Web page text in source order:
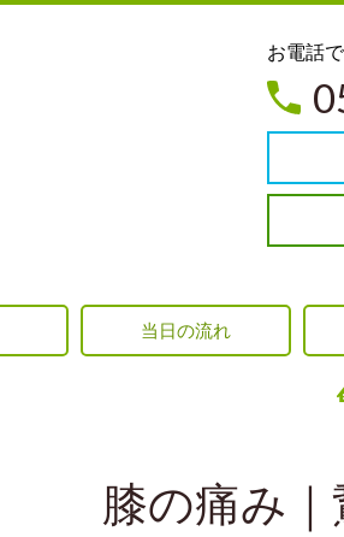
お電
当日の流れ
膝の痛み